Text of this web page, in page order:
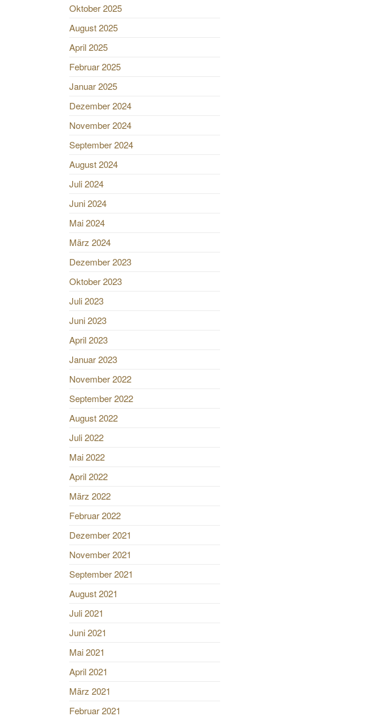
Oktober 2025
August 2025
April 2025
Februar 2025
Januar 2025
Dezember 2024
November 2024
September 2024
August 2024
Juli 2024
Juni 2024
Mai 2024
März 2024
Dezember 2023
Oktober 2023
Juli 2023
Juni 2023
April 2023
Januar 2023
November 2022
September 2022
August 2022
Juli 2022
Mai 2022
April 2022
März 2022
Februar 2022
Dezember 2021
November 2021
September 2021
August 2021
Juli 2021
Juni 2021
Mai 2021
April 2021
März 2021
Februar 2021